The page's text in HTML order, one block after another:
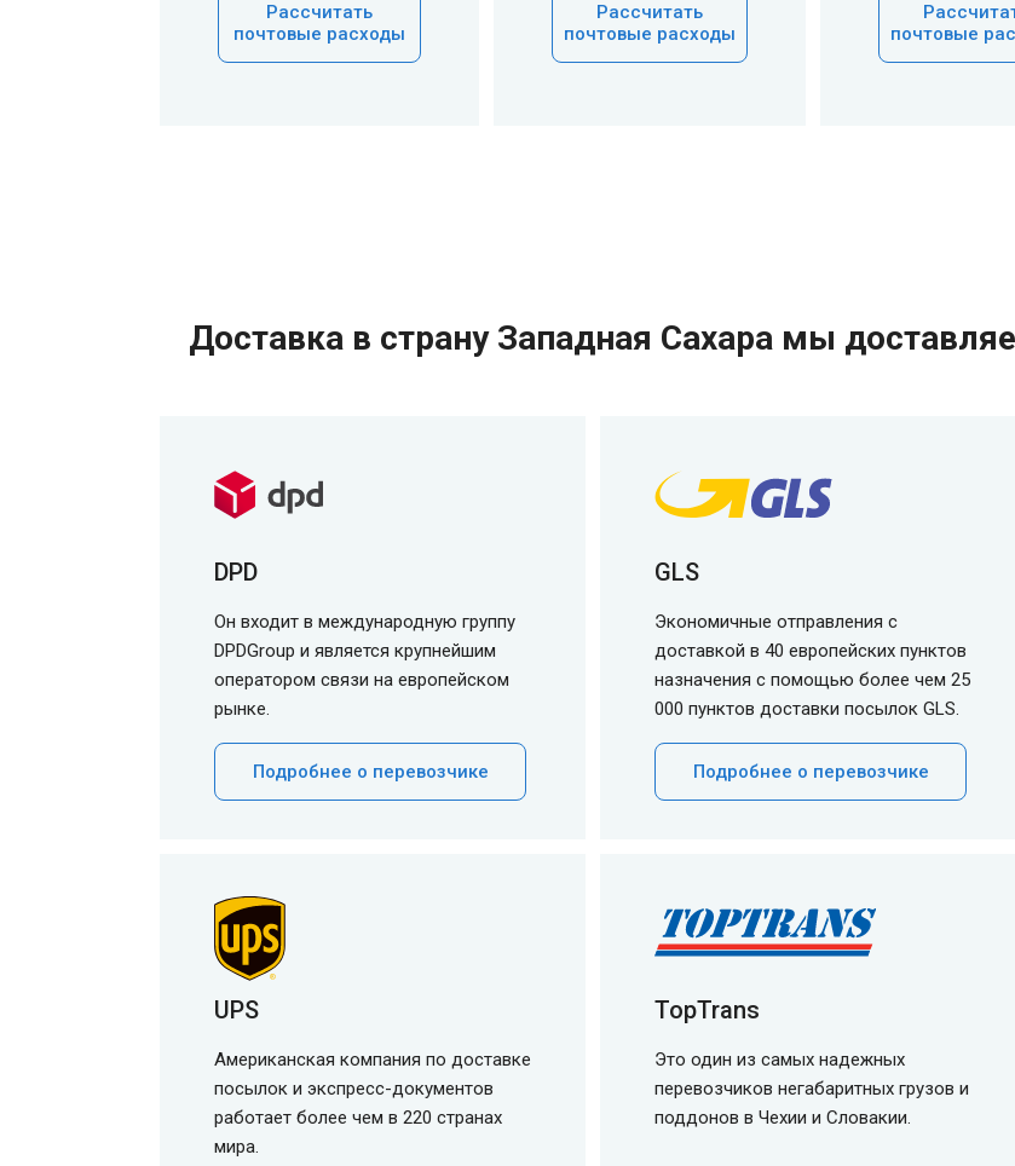
Рассчитать
почтовые расходы
Рассчитать
почтовые расходы
почтовые
Доставка в страну Западная Сахара мы
DPD
Он входит в международную группу
DPDGroup и является крупнейшим
оператором связи на европейском
рынке.
Подробнее о перевозчике
GLS
Экономичные отправления с
доставкой в 40 европейских пунктов
назначения с помощью более чем 25
000 пунктов доставки посылок GLS.
Подробнее о перевозчике
UPS
Американская компания по доставке
посылок и экспресс-документов
работает более чем в 220 странах
мира.
TopTrans
Это один из самых надежных
перевозчиков негабаритных грузов и
поддонов в Чехии и Словакии.